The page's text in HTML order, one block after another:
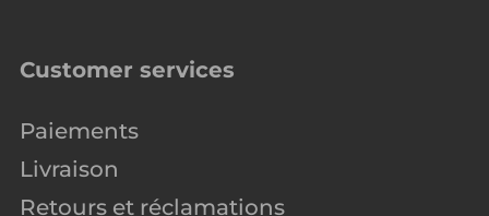
Customer services
Paiements
Livraison
Retours et réclamations